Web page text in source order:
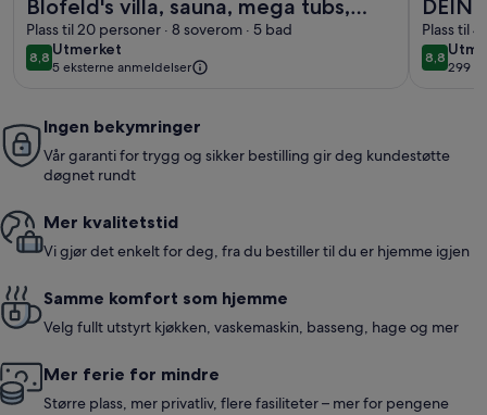
Blofeld's villa, sauna, mega tubs,
lounge, library, park, bar, pool
Plass til 20 personer · 8 soverom · 5 bad
8,88,8 av 10
Utmerket
utmerket
5 eksterne anmeldelser
DEIN
Plass til
8,88,8 av 10
299
(299
Ingen bekymringer
Vår garanti for trygg og sikker bestilling gir deg kundestøtte
døgnet rundt
Mer kvalitetstid
Vi gjør det enkelt for deg, fra du bestiller til du er hjemme igjen
Samme komfort som hjemme
Velg fullt utstyrt kjøkken, vaskemaskin, basseng, hage og mer
Mer ferie for mindre
Større plass, mer privatliv, flere fasiliteter – mer for pengene